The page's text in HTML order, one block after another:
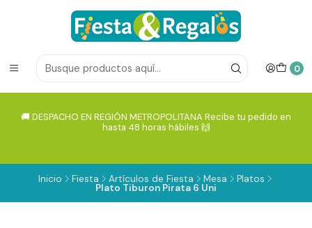
0
🚚 DESPACHO EN REGIÓN METROPOLITANA Recibe tu pedido en
hasta 48 horas hábiles 🙌
Inicio Fiesta Artículos de Fiesta Mesa Platos
Plato Tiburon Pirata 6 Uni